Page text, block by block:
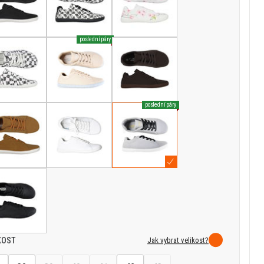
poslední páry
poslední páry
Jak vybrat velikost?